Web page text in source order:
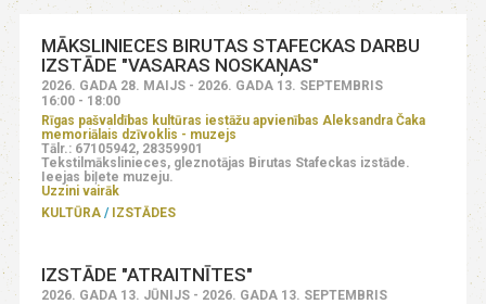
MĀKSLINIECES BIRUTAS STAFECKAS DARBU
IZSTĀDE "VASARAS NOSKAŅAS"
2026. GADA 28. MAIJS - 2026. GADA 13. SEPTEMBRIS
16:00 - 18:00
Rīgas pašvaldības kultūras iestāžu apvienības Aleksandra Čaka
memoriālais dzīvoklis - muzejs
Tālr.: 67105942, 28359901
Tekstilmākslinieces, gleznotājas Birutas Stafeckas izstāde.
Ieejas biļete muzeju.
Uzzini vairāk
KULTŪRA
IZSTĀDES
IZSTĀDE "ATRAITNĪTES"
2026. GADA 13. JŪNIJS - 2026. GADA 13. SEPTEMBRIS